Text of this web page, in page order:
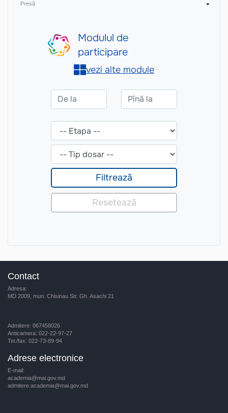
Presă
Contact
Adresa:
MD 2009, mun. Chisinau Str. Gh. Asachi 21
Admitere: 067458026
Anticamera: 022-22-97-27
Tel./fax: 022-73-89-94
Adrese electronice
E-mail:
academia@mai.gov.md
admitere.academia@mai.gov.md